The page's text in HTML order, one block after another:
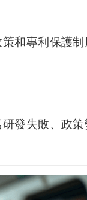
和專利保護制
發失敗、政策